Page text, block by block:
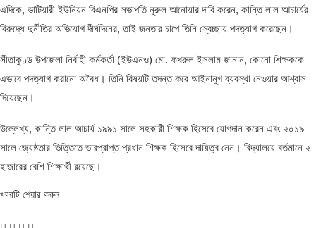
এদিকে, ভাটিয়ারী ইউনিয়ন বিএনপির সভাপতি নুরুল আনোয়ার দাবি করেন, কান্তি লাল আচার্যের
বিরুদ্ধে দুর্নীতির অভিযোগ দীর্ঘদিনের, তাই জনতার চাপে তিনি স্বেচ্ছায় পদত্যাগ করেছেন।
সীতাকুণ্ড উপজেলা নির্বাহী কর্মকর্তা (ইউএনও) মো. ফখরুল ইসলাম জানান, কোনো শিক্ষককে
এভাবে পদত্যাগ করানো অবৈধ। তিনি বিষয়টি তদন্ত করে আইনানুগ ব্যবস্থা নেওয়ার আশ্বাস
দিয়েছেন।
উল্লেখ্য, কান্তি লাল আচার্য ১৯৯১ সালে সহকারী শিক্ষক হিসেবে যোগদান করেন এবং ২০১৯
সালে জ্যেষ্ঠতার ভিত্তিতে ভারপ্রাপ্ত প্রধান শিক্ষক হিসেবে দায়িত্ব নেন। বিদ্যালয়ে বর্তমানে ২
হাজারের বেশি শিক্ষার্থী রয়েছে।
খবরটি শেয়ার করুন